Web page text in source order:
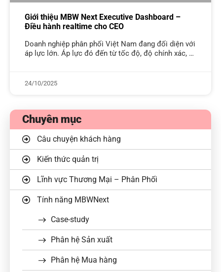
Giới thiệu MBW Next Executive Dashboard –
Điều hành realtime cho CEO
Doanh nghiệp phân phối Việt Nam đang đối diện với
áp lực lớn. Áp lực đó đến từ tốc độ, độ chính xác, và
24/10/2025
Chuyên mục
Câu chuyện khách hàng
Kiến thức quản trị
Lĩnh vực Thương Mại – Phân Phối
Tính năng MBWNext
Case-study
Phân hệ Sản xuất
Phân hệ Mua hàng